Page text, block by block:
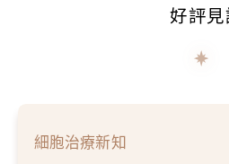
好評見
細胞治療新知